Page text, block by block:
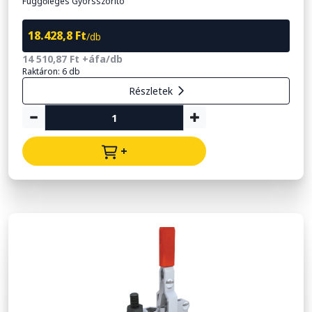
18.428,8 Ft/db
14 510,87 Ft +áfa/db
Raktáron: 6 db
Részletek
+